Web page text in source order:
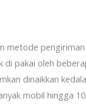
metode pengiriman
di pakai oleh
dinaikkan
mobil hingga